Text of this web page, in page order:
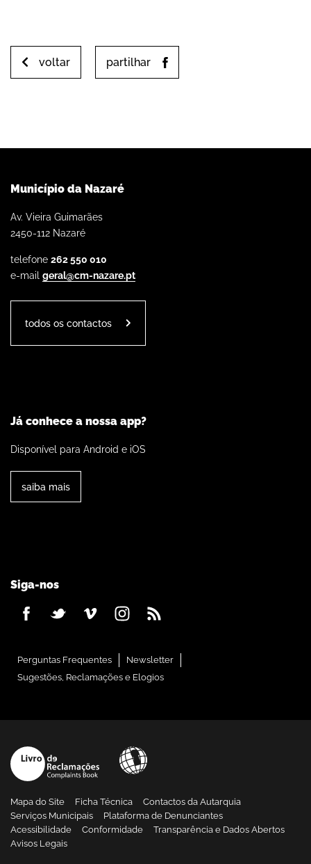
voltar partilhar
Município da Nazaré
Av. Vieira Guimarães
2450-112 Nazaré
telefone 262 550 010
e-mail geral@cm-nazare.pt
todos os contactos
Já conhece a nossa app?
Disponível para Android e iOS
saiba mais
Siga-nos
Perguntas Frequentes
Newsletter
Sugestões, Reclamações e Elogios
Mapa do Site Ficha Técnica
Contactos da Autarquia
Serviços Municipais
Plataforma de Denunciantes
Acessibilidade
Conformidade
Transparência e Dados Abertos
Avisos Legais